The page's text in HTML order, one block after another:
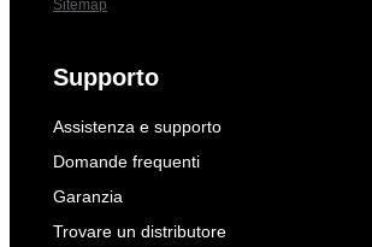
Sitemap
Supporto
Assistenza e supporto
Domande frequenti
Garanzia
Trovare un distributore